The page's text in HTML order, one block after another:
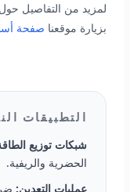
لمزيد من التفاصيل
بزيارة موقعنا صفحة
التطبيقات
شبكات توزيع
الحضرية والريفية.
عمليات التعدين: